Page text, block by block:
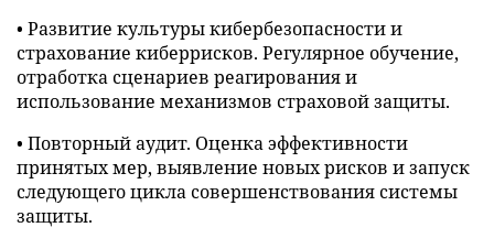
• Развитие культуры кибербезопасности и
страхование киберрисков. Регулярное обучение,
отработка сценариев реагирования и
использование механизмов страховой защиты.
• Повторный аудит. Оценка эффективности
принятых мер, выявление новых рисков и запуск
следующего цикла совершенствования системы
защиты.